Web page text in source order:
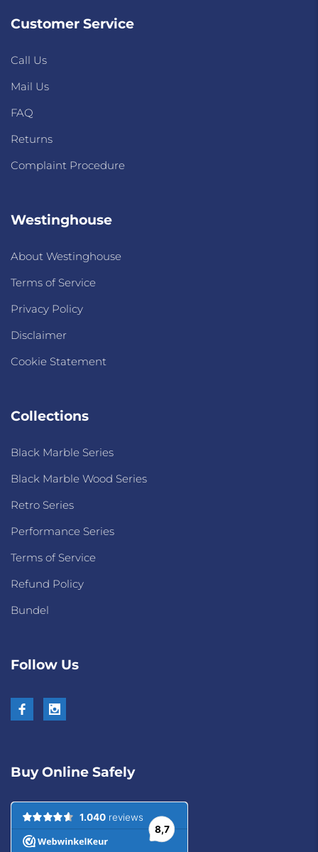
Customer Service
Call Us
Mail Us
FAQ
Returns
Complaint Procedure
Westinghouse
About Westinghouse
Terms of Service
Privacy Policy
Disclaimer
Cookie Statement
Collections
Black Marble Series
Black Marble Wood Series
Retro Series
Performance Series
Terms of Service
Refund Policy
Bundel
Follow Us
Buy Online Safely